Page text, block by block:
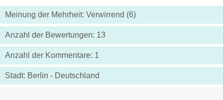
Meinung der Mehrheit: Verwirrend (6)
Anzahl der Bewertungen: 13
Anzahl der Kommentare: 1
Stadt: Berlin - Deutschland